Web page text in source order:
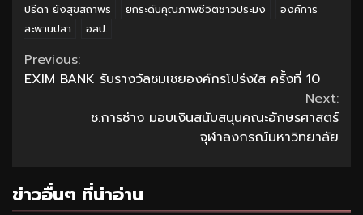
ปรีดา ยังสุขสถาพร
ยกระดับคุณภาพชีวิตชาวประมง
องค์การ
สะพานปลา
อสป.
Continue
Reading
Previous:
EXIM BANK รับรางวัลชมเชยองค์กรโปร่งใส ครั้งที่ 10
Next:
ช.การช่าง มอบเงินสนับสนุนคณะอักษรศาสตร์
จุฬาลงกรณ์มหาวิทยาลัย
ข่าวอื่นๆ ที่น่าอ่าน